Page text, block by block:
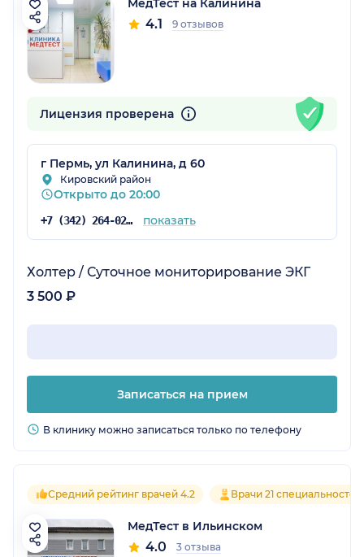
МедТест на Калинина
4.1 9 отзывов
Лицензия проверена
г Пермь, ул Калинина, д 60
Кировский район
Открыто до 20:00
+7 (342) 264-02-09 показать
Холтер / Суточное мониторирование ЭКГ
3 500 ₽
Записаться на прием
В клинику можно записаться только по телефону
Средний рейтинг врачей 4.2 Врачи 21 специальностей
МедТест в Ильинском
4.0 3 отзыва